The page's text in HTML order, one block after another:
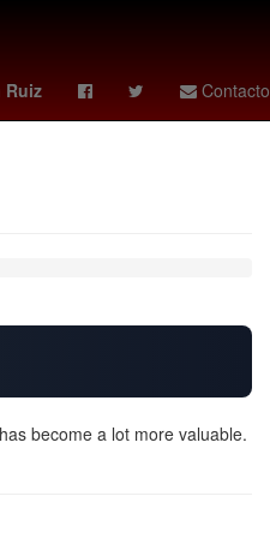
Ruiz Contacto
Funes Mori mexico vs
become a lot more valuable.